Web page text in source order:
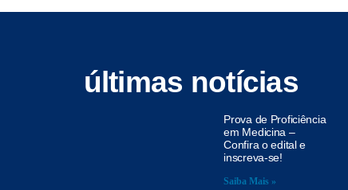
últimas notícias
Prova de Proficiência
em Medicina –
Confira o edital e
inscreva-se!
Saiba Mais »